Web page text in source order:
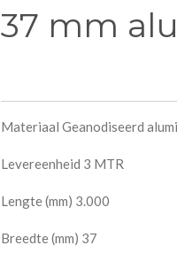
37 mm
Materiaal Geanodiseerd
Levereenheid 3 MTR
Lengte (mm) 3.000
Breedte (mm) 37